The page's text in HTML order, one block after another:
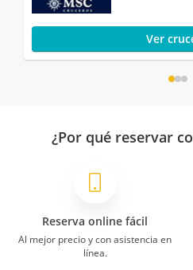
Ver
¿Por qué reservar
Reserva online fácil
Al mejor precio y con asistencia en
línea.